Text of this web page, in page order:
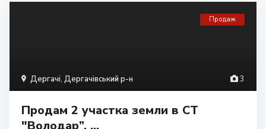
3
Дергачі, Дергачівський р-н
Продаж
Продам 2 участка земли в СТ
"Володар”, ...